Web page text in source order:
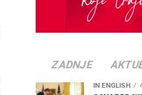
ZADNJE
IN ENGLISH